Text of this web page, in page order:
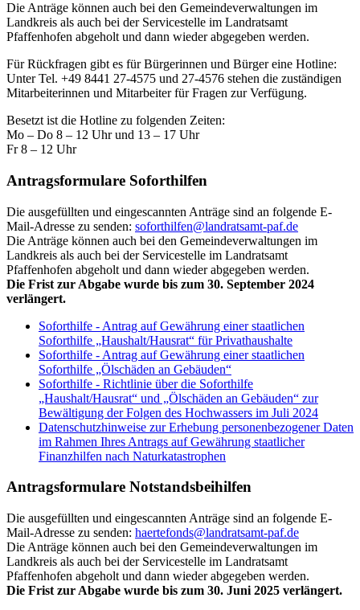
Die Anträge können auch bei den Gemeindeverwaltungen im
Landkreis als auch bei der Servicestelle im Landratsamt
Pfaffenhofen abgeholt und dann wieder abgegeben werden.
Für Rückfragen gibt es für Bürgerinnen und Bürger eine Hotline:
Unter Tel. +49 8441 27-4575 und 27-4576 stehen die zuständigen
Mitarbeiterinnen und Mitarbeiter für Fragen zur Verfügung.
Besetzt ist die Hotline zu folgenden Zeiten:
Mo – Do 8 – 12 Uhr und 13 – 17 Uhr
Fr 8 – 12 Uhr
Antragsformulare Soforthilfen
Die ausgefüllten und eingescannten Anträge sind an folgende E-
Mail-Adresse zu senden: soforthilfen@landratsamt-paf.de
Die Anträge können auch bei den Gemeindeverwaltungen im
Landkreis als auch bei der Servicestelle im Landratsamt
Pfaffenhofen abgeholt und dann wieder abgegeben werden.
Die Frist zur Abgabe wurde bis zum 30. September 2024
verlängert.
Soforthilfe - Antrag auf Gewährung einer staatlichen
Soforthilfe „Haushalt/Hausrat“ für Privathaushalte
Soforthilfe - Antrag auf Gewährung einer staatlichen
Soforthilfe „Ölschäden an Gebäuden“
Soforthilfe - Richtlinie über die Soforthilfe
„Haushalt/Hausrat“ und „Ölschäden an Gebäuden“ zur
Bewältigung der Folgen des Hochwassers im Juli 2024
Datenschutzhinweise zur Erhebung personenbezogener Daten
im Rahmen Ihres Antrags auf Gewährung staatlicher
Finanzhilfen nach Naturkatastrophen
Antragsformulare Notstandsbeihilfen
Die ausgefüllten und eingescannten Anträge sind an folgende E-
Mail-Adresse zu senden: haertefonds@landratsamt-paf.de
Die Anträge können auch bei den Gemeindeverwaltungen im
Landkreis als auch bei der Servicestelle im Landratsamt
Pfaffenhofen abgeholt und dann wieder abgegeben werden.
Die Frist zur Abgabe wurde bis zum 30. Juni 2025 verlängert.